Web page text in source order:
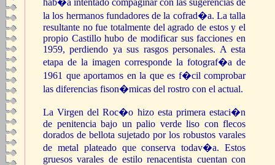
hab�a intentado compaginar con las sugerencias de
la los hermanos fundadores de la cofrad�a. La talla
resultante no fue totalmente del agrado de estos y el
propio Castillo hubo de modificar sus facciones en
1959, perdiendo ya sus rasgos personales. A esta
etapa de la imagen corresponde la fotograf�a de
1961 que aportamos en la que es f�cil comprobar
las diferencias fison�micas del rostro con el actual.
La Virgen del Roc�o hizo esta primera estaci�n
de penitencia bajo un palio verde liso con flecos
dorados de bellota sujetado por los robustos varales
de metal plateado que conserva todav�a. Estos
gruesos varales de estilo renacentista cuentan con